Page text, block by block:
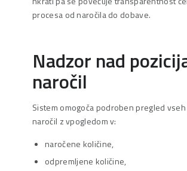
procesa od naročila do dobave.
Nadzor nad
naročil
Sistem omogoča podroben pregled
naročil z vpogledom v:
naročene količine,
odpremljene količine,